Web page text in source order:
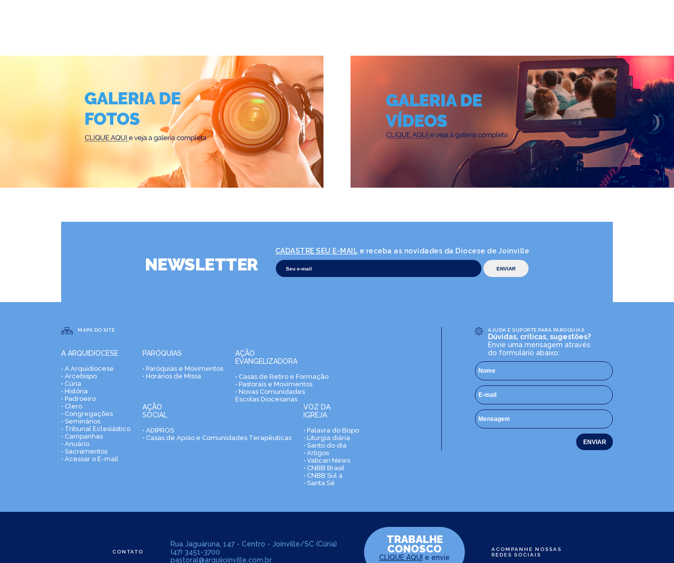
NEWSLETTER
CADASTRE SEU E-MAIL e receba as novidades da Diocese de Joinville
MAPA DO SITE
A ARQUIDIOCESE
• A Arquidiocese
• Arcebispo
• Cúria
• História
• Padroeiro
• Clero
• Congregações
• Seminários
• Tribunal Eclesiástico
• Campanhas
• Anuário
• Sacramentos
• Acessar o E-mail
PARÓQUIAS
• Paróquias e Movimentos
• Horários de Missa
AÇÃO
EVANGELIZADORA
• Casas de Retiro e Formação
• Pastorais e Movimentos
• Novas Comunidades
Escolas Diocesanas
AÇÃO
SOCIAL
• ADIPROS
• Casas de Apoio e Comunidades Terapêuticas
VOZ DA
IGREJA
• Palavra do Bispo
• Liturgia diária
• Santo do dia
• Artigos
• Vatican News
• CNBB Brasil
• CNBB Sul 4
• Santa Sé
AJUDA E SUPORTE PARA PARÓQUIAS
Dúvidas, críticas, sugestões?
Envie uma mensagem através
do formulário abaixo:
CONTATO
Rua Jaguaruna, 147 - Centro - Joinville/SC (Cúria)
(47) 3451-3700
pastoral@arquijoinville.com.br
TRABALHE
CONOSCO
CLIQUE AQUI e envie
ACOMPANHE NOSSAS
REDES SOCIAIS